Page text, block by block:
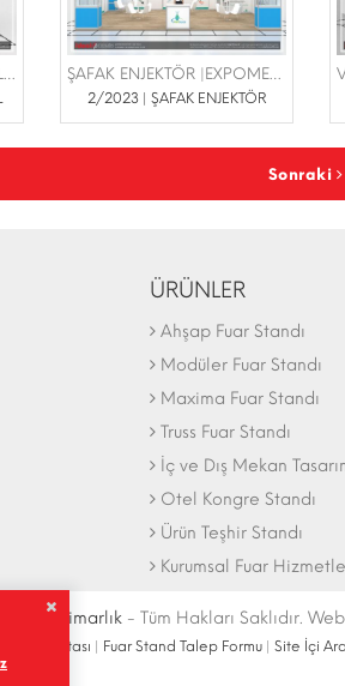
İSOTANK CENTRAL |PETROLEUM İSTANBUL 16-18 MART 2023 TÜYAP ŞAFAK ENJEKTÖR |EXPOMED 16-18 MART 2023 TÜYAP
2/2023 | ŞAFAK ENJEKTÖR
Sonraki
ÜRÜNLER
Ahşap Fuar Standı
Modüler Fuar Standı
Maxima Fuar Standı
Truss Fuar Standı
İç ve Dış Mekan
Otel Kongre Standı
Ürün Teşhir Standı
Kurumsal Fuar
İdeal Mimarlık - Tüm Hakları Saklıdır.
Site Haritası Fuar Stand Talep Formu Site İçi